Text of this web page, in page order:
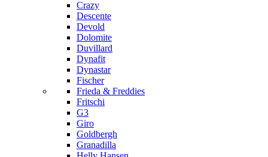
Crazy
Descente
Devold
Dolomite
Duvillard
Dynafit
Dynastar
Fischer
Frieda & Freddies
Fritschi
G3
Giro
Goldbergh
Granadilla